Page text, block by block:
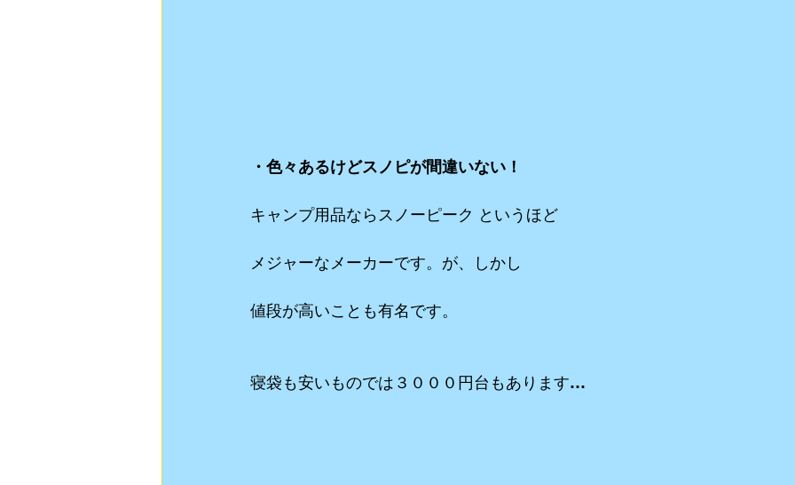
・色々あるけどスノピが間違いない！
キャンプ用品ならスノーピーク というほど
メジャーなメーカーです。が、しかし
値段が高いことも有名です。
寝袋も安いものでは３０００円台もあります…